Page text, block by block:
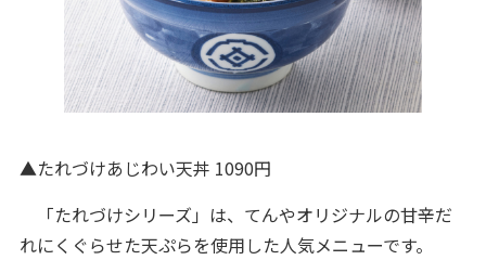
▲たれづけあじわい天丼 1090円
「たれづけシリーズ」は、てんやオリジナルの甘辛だ
れにくぐらせた天ぷらを使用した人気メニューです。